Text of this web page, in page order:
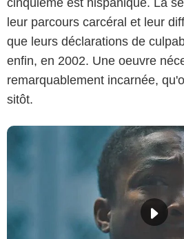
cinquième est hispanique. La
leur parcours carcéral et leur
que leurs déclarations de
enfin, en 2002. Une oeuvre
remarquablement incarnée,
sitôt.